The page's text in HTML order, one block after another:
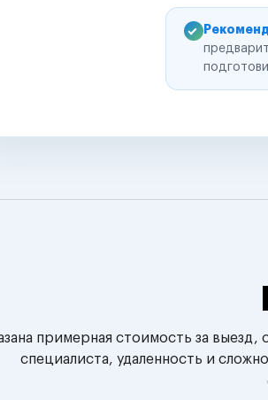
примерная стоимость за
специалиста, удаленность и